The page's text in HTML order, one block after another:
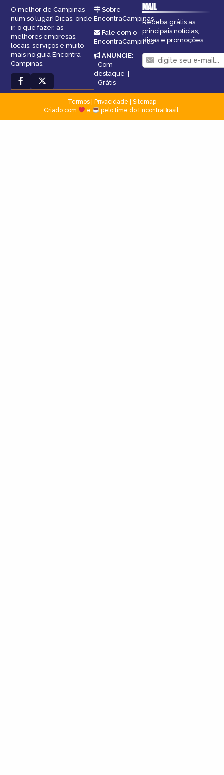
O melhor de Campinas
num só lugar! Dicas, onde
ir, o que fazer, as
melhores empresas,
locais, serviços e muito
mais no guia Encontra
Campinas.
Sobre
EncontraCampinas
Fale com o
EncontraCampinas
ANUNCIE:
Com
destaque |
Grátis
MAIL
Receba grátis as
principais notícias,
dicas e promoções
Termos| Privacidade
Sitemap
Criado com
e pelo time do EncontraBrasil